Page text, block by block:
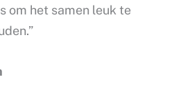
om het samen leuk te